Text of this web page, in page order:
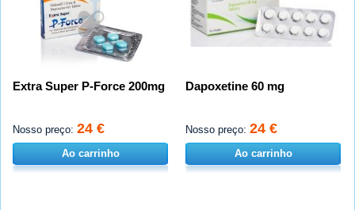
Extra Super P-Force 200mg
Nosso preço: 24 €
Ao carrinho
Dapoxetine 60 mg
Nosso preço: 24 €
Ao carrinho